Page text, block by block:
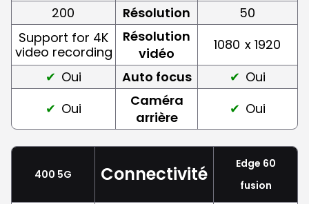
200
Résolution
50
Support for 4K
video recording
Résolution
vidéo
1080 x 1920
Oui
Auto focus
Oui
Oui
Caméra
arrière
Oui
400 5G Connectivité
Edge 60
fusion